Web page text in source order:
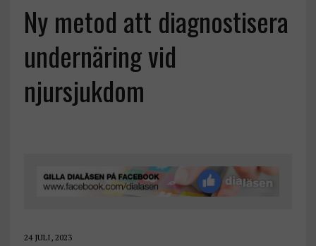
Ny metod att diagnostisera
undernäring vid
njursjukdom
24 JULI, 2023